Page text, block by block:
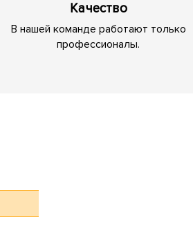
Качество
В нашей команде работают только
профессионалы.